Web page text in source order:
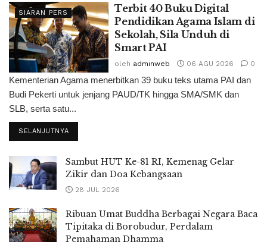
SIARAN PERS
Terbit 40 Buku Digital
Pendidikan Agama Islam di
Sekolah, Sila Unduh di
Smart PAI
oleh adminweb 06 AGU 2026 0
Kementerian Agama menerbitkan 39 buku teks utama PAI dan
Budi Pekerti untuk jenjang PAUD/TK hingga SMA/SMK dan
SLB, serta satu...
SELANJUTNYA
Sambut HUT Ke-81 RI, Kemenag Gelar
Zikir dan Doa Kebangsaan
28 JUL 2026
Ribuan Umat Buddha Berbagai Negara Baca
Tipitaka di Borobudur, Perdalam
Pemahaman Dhamma